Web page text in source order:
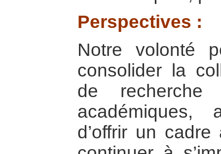
Perspectives :
Notre volonté
consolider la
de
académiques,
d’offrir un